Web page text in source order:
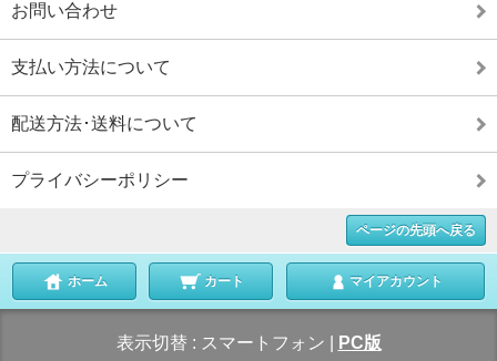
お問い合わせ
支払い方法について
配送方法･送料について
プライバシーポリシー
ページの先頭へ戻る
ホーム カート マイアカウント
表示切替 : スマートフォン PC版